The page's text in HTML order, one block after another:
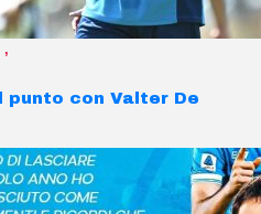
,
punto con Valter De